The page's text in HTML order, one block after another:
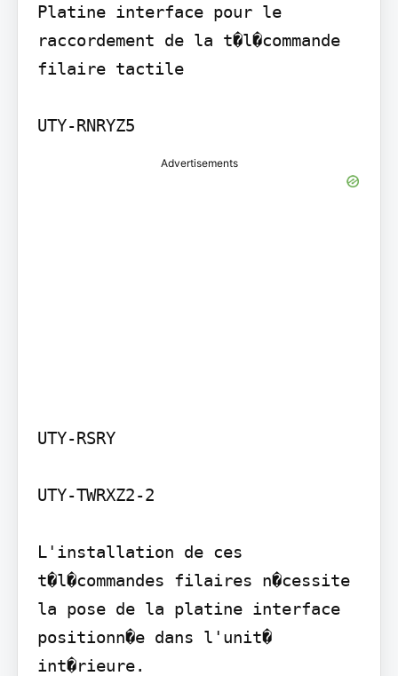
Platine interface pour le
raccordement de la t�l�commande
filaire tactile
UTY-RNRYZ5
Advertisements
UTY-RSRY
UTY-TWRXZ2-2
L'installation de ces
t�l�commandes filaires n�cessite
la pose de la platine interface
positionn�e dans l'unit�
int�rieure.